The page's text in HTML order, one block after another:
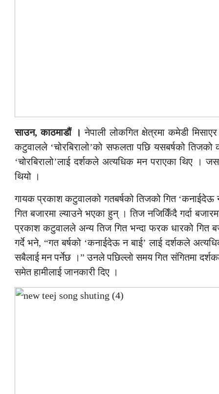
साउन, काठमाडौं ।नेपाली लोकगित क्षेत्रमा कमेडी
कटुवालले ‘चोरबिरालो’को सफलता पछि यसबर्षको तिजको
‘चोरबिरालो’लाई दर्शकले अत्यधिक मन पराएका थिए ।
थियो ।
गायक प्रकाश कटुवालको गतबर्षको तिजको गित ‘कनाईदेऊ न
गित बजारमा ल्याउने भएका हुन् । तिज नजिकिँदै गर्दा
प्रकाश कटुवालले अन्य तिज गित भन्दा फरक धारको गित
गर्दे भने, “गत बर्षको ‘कनाईदेऊ न बाई’ लाई दर्शकले
सबैलाई मन पर्नेछ ।” उनले पछिल्लो समय गित संगितमा
समेत हामीलाई जानकारी दिए ।